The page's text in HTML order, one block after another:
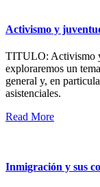
Activismo y
TITULO: Activismo
exploraremos un
general y, en
asistenciales.
Read More
Inmigración y sus